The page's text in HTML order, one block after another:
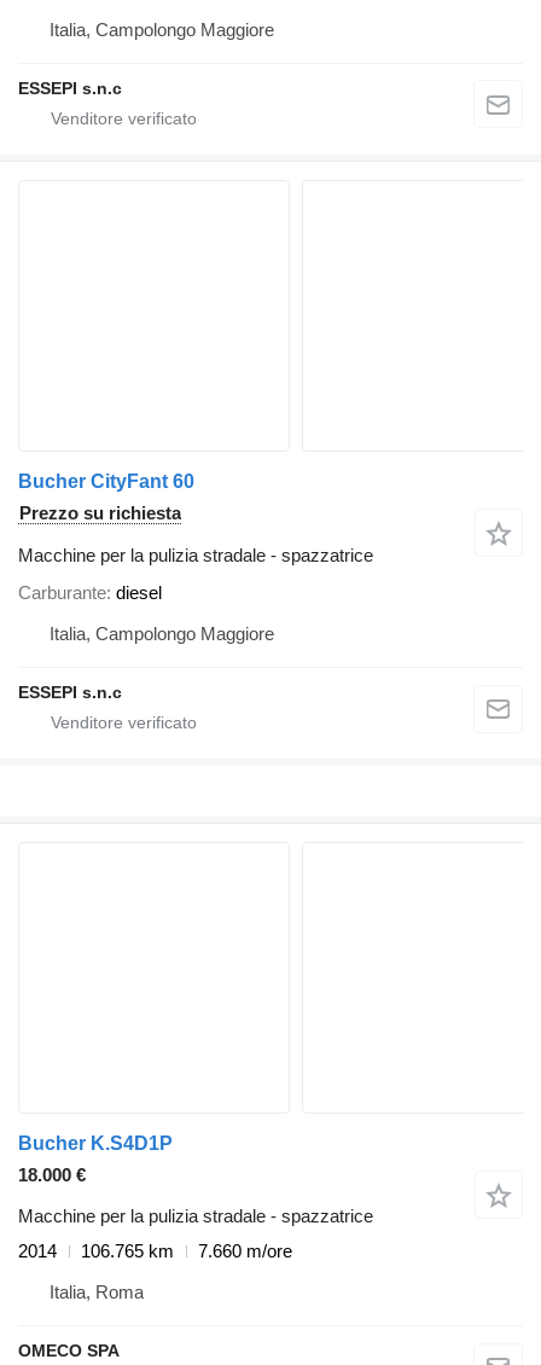
Italia, Campolongo Maggiore
ESSEPI s.n.c
Bucher CityFant 60
Prezzo su richiesta
Macchine per la pulizia stradale - spazzatrice
Carburante diesel
Italia, Campolongo Maggiore
ESSEPI s.n.c
Bucher K.S4D1P
18.000 €
Macchine per la pulizia stradale - spazzatrice
2014
106.765 km
7.660 m/ore
Italia, Roma
OMECO SPA